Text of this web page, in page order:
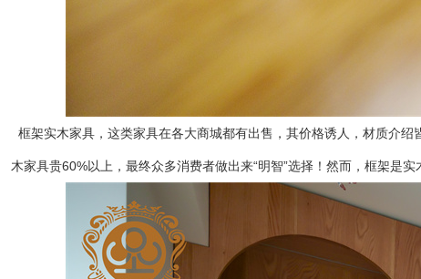
框架实木家具，这类家具在各大商城都有出售，其价格诱人，材质介
木家具贵60%以上，最终众多消费者做出来“明智”选择！然而，框架是实